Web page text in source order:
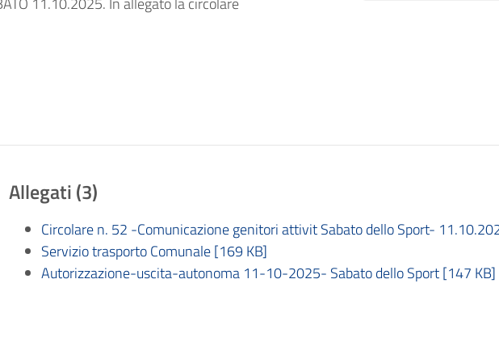
Allegati (3)
Circolare n. 52 -Comunicazione genitori attivit Sabato dello Sport-
Servizio trasporto Comunale [169 KB]
Autorizzazione-uscita-autonoma 11-10-2025- Sabato dello Sport [147 KB]